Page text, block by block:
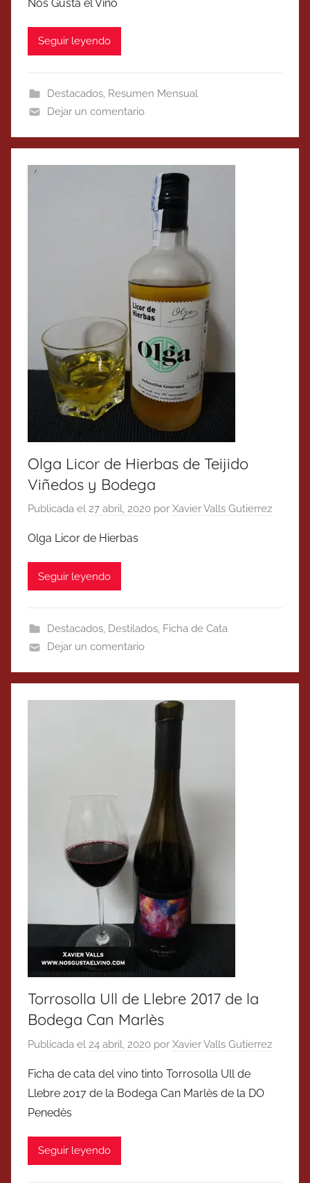
Nos Gusta el Vino
Seguir leyendo
Destacados, Resumen Mensual
Dejar un comentario
Olga Licor de Hierbas de Teijido
Viñedos y Bodega
Publicada el 27 abril, 2020 por Xavier Valls Gutierrez
Olga Licor de Hierbas
Seguir leyendo
Destacados, Destilados, Ficha de Cata
Dejar un comentario
Torrosolla Ull de Llebre 2017 de la
Bodega Can Marlès
Publicada el 24 abril, 2020 por Xavier Valls Gutierrez
Ficha de cata del vino tinto Torrosolla Ull de
Llebre 2017 de la Bodega Can Marlès de la DO
Penedès
Seguir leyendo